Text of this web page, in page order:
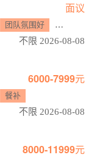
面议
团队氛围好 工作氛围
不限 2026-08-08
6000-7999元
餐补
不限 2026-08-08
8000-11999元